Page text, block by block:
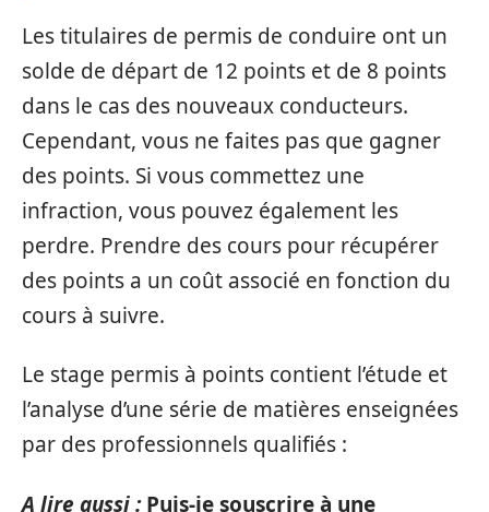
Les titulaires de permis de conduire ont un
solde de départ de 12 points et de 8 points
dans le cas des nouveaux conducteurs.
Cependant, vous ne faites pas que gagner
des points. Si vous commettez une
infraction, vous pouvez également les
perdre. Prendre des cours pour récupérer
des points a un coût associé en fonction du
cours à suivre.
Le stage permis à points contient l’étude et
l’analyse d’une série de matières enseignées
par des professionnels qualifiés :
A lire aussi : Puis-je souscrire à une